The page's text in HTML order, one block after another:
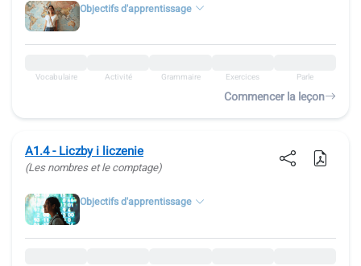
Objectifs d'apprentissage
Vocabulaire Activité Grammaire Exercices Parle
Commencer la leçon
A1.4 - Liczby i liczenie
(Les nombres et le comptage)
Objectifs d'apprentissage